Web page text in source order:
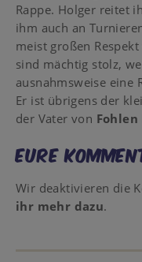
Rappe. Holger reitet
ihm auch an
meist großen
sind mächtig stolz,
ausnahmsweise eine
Er ist übrigens der
der Vater von Fohlen
Eure
Wir deaktivieren die
ihr mehr dazu.